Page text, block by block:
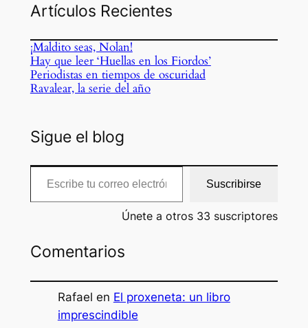
Artículos Recientes
¡Maldito seas, Nolan!
Hay que leer ‘Huellas en los Fiordos’
Periodistas en tiempos de oscuridad
Ravalear, la serie del año
Sigue el blog
Escribe tu correo electrónico…
Suscribirse
Únete a otros 33 suscriptores
Comentarios
Rafael en El proxeneta: un libro
imprescindible